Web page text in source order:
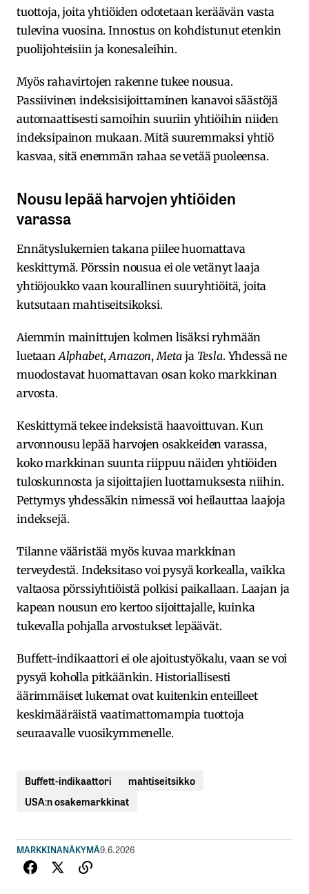
tuottoja, joita yhtiöiden odotetaan keräävän vasta
tulevina vuosina. Innostus on kohdistunut etenkin
puolijohteisiin ja konesaleihin.
Myös rahavirtojen rakenne tukee nousua.
Passiivinen indeksisijoittaminen kanavoi säästöjä
automaattisesti samoihin suuriin yhtiöihin niiden
indeksipainon mukaan. Mitä suuremmaksi yhtiö
kasvaa, sitä enemmän rahaa se vetää puoleensa.
Nousu lepää harvojen yhtiöiden
varassa
Ennätyslukemien takana piilee huomattava
keskittymä. Pörssin nousua ei ole vetänyt laaja
yhtiöjoukko vaan kourallinen suuryhtiöitä, joita
kutsutaan mahtiseitsikoksi.
Aiemmin mainittujen kolmen lisäksi ryhmään
luetaan Alphabet,Amazon, Meta ja Tesla. Yhdessä ne
muodostavat huomattavan osan koko markkinan
arvosta.
Keskittymä tekee indeksistä haavoittuvan. Kun
arvonnousu lepää harvojen osakkeiden varassa,
koko markkinan suunta riippuu näiden yhtiöiden
tuloskunnosta ja sijoittajien luottamuksesta niihin.
Pettymys yhdessäkin nimessä voi heilauttaa laajoja
indeksejä.
Tilanne vääristää myös kuvaa markkinan
terveydestä. Indeksitaso voi pysyä korkealla, vaikka
valtaosa pörssiyhtiöistä polkisi paikallaan. Laajan ja
kapean nousun ero kertoo sijoittajalle, kuinka
tukevalla pohjalla arvostukset lepäävät.
Buffett-indikaattori ei ole ajoitustyökalu, vaan se voi
pysyä koholla pitkäänkin. Historiallisesti
äärimmäiset lukemat ovat kuitenkin enteilleet
keskimääräistä vaatimattomampia tuottoja
seuraavalle vuosikymmenelle.
Buffett-indikaattori
mahtiseitsikko
USA:n osakemarkkinat
MARKKINANÄKYMÄ9.6.2026